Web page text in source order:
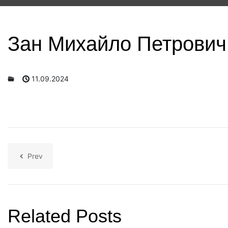
Зан Михайло Петрович
11.09.2024
Prev
Related Posts